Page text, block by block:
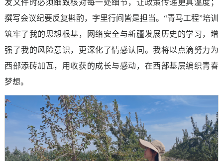
发文件时必须细致核对每一处细节，让政策传递更具温度；
撰写会议纪要反复斟酌，字里行间皆是担当。“青马工程”培训
筑牢了我的思想根基，网络安全与新疆发展历史的学习，增
强了我的风险意识，更深化了情感认同。我将以点滴努力为
西部添砖加瓦，用收获的成长与感动，在西部基层编织青春
梦想。